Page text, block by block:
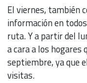
El viernes, también
información en
ruta. Y a partir del
a cara a los
septiembre, ya que
visitas.